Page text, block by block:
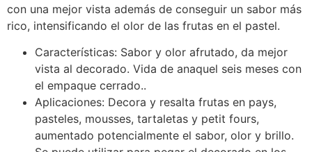
con una mejor vista además de conseguir un sabor más
rico, intensificando el olor de las frutas en el pastel.
Características: Sabor y olor afrutado, da mejor
vista al decorado. Vida de anaquel seis meses con
el empaque cerrado..
Aplicaciones: Decora y resalta frutas en pays,
pasteles, mousses, tartaletas y petit fours,
aumentado potencialmente el sabor, olor y brillo.